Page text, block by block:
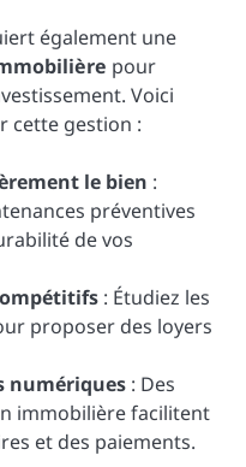
également une
pour
Voici
cette gestion :
le bien :
préventives
de vos
: Étudiez les
proposer des loyers
numériques : Des
immobilière facilitent
et des paiements.